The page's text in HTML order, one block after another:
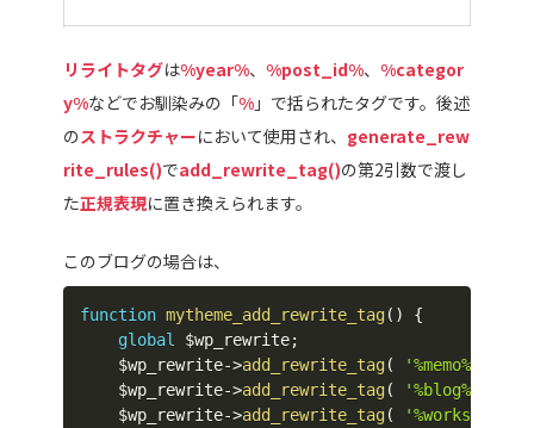
リライトタグは%year%、 %post_id%、 %categor
y%などでお馴染みの「%」で括られたタグです。後述
のストラクチャーにおいて使用され、 generate_rew
rite_rules()でadd_rewrite_tag()の第2引数で渡し
た正規表現に置き換えられます。
このブログの場合は、
function mytheme_add_rewrite_tag( )
{
global
$wp_rewrite;
$wp_rewrite->add_rewrite_tag( '%memo%'
$wp_rewrite->add_rewrite_tag( '%blog%'
$wp_rewrite->add_rewrite_tag( '%works%'